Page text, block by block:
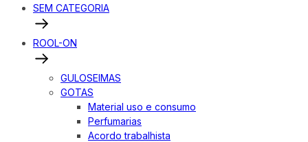
SEM CATEGORIA
ROOL-ON
GULOSEIMAS
GOTAS
Material uso e consumo
Perfumarias
Acordo trabalhista